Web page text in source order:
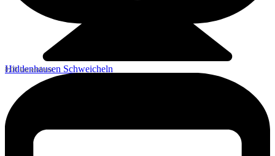
Hiddenhausen Schweicheln
8,08 km entfernt